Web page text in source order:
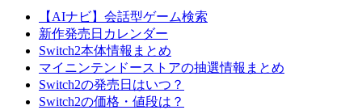
【AIナビ】会話型ゲーム検索
新作発売日カレンダー
Switch2本体情報まとめ
マイニンテンドーストアの抽選情報まとめ
Switch2の発売日はいつ？
Switch2の価格・値段は？